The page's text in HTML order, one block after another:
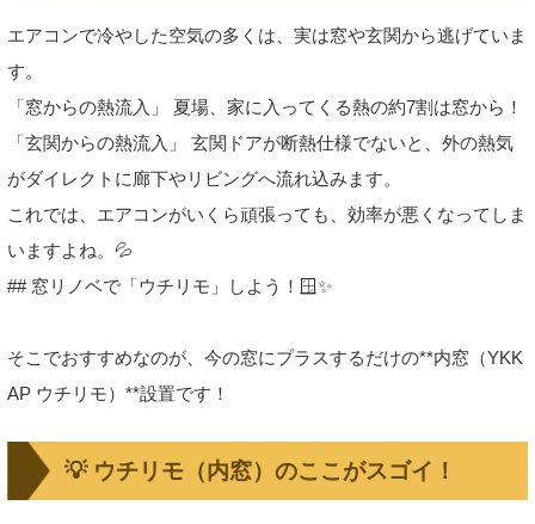
エアコンで冷やした空気の多くは、実は窓や玄関から逃げていま
す。
「窓からの熱流入」 夏場、家に入ってくる熱の約7割は窓から！
「玄関からの熱流入」 玄関ドアが断熱仕様でないと、外の熱気
がダイレクトに廊下やリビングへ流れ込みます。
これでは、エアコンがいくら頑張っても、効率が悪くなってしま
いますよね。💦
## 窓リノベで「ウチリモ」しよう！🪟✨
そこでおすすめなのが、今の窓にプラスするだけの**内窓（YKK
AP ウチリモ）**設置です！
💡 ウチリモ（内窓）のここがスゴイ！